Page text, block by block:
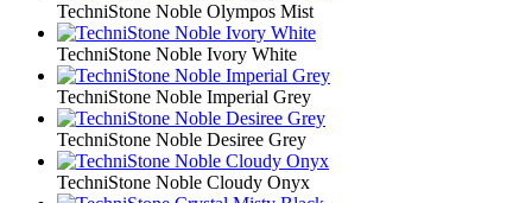
TechniStone Noble Olympos Mist
TechniStone Noble Ivory White
TechniStone Noble Imperial Grey
TechniStone Noble Desiree Grey
TechniStone Noble Cloudy Onyx